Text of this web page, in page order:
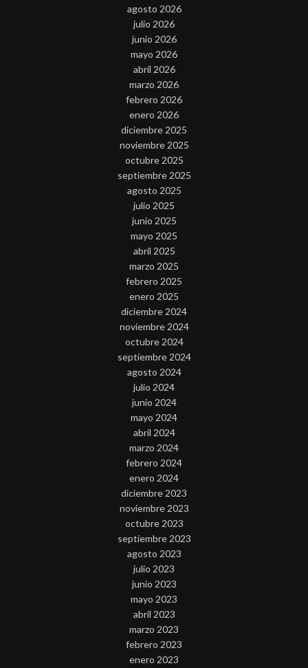
agosto 2026
julio 2026
junio 2026
mayo 2026
abril 2026
marzo 2026
febrero 2026
enero 2026
diciembre 2025
noviembre 2025
octubre 2025
septiembre 2025
agosto 2025
julio 2025
junio 2025
mayo 2025
abril 2025
marzo 2025
febrero 2025
enero 2025
diciembre 2024
noviembre 2024
octubre 2024
septiembre 2024
agosto 2024
julio 2024
junio 2024
mayo 2024
abril 2024
marzo 2024
febrero 2024
enero 2024
diciembre 2023
noviembre 2023
octubre 2023
septiembre 2023
agosto 2023
julio 2023
junio 2023
mayo 2023
abril 2023
marzo 2023
febrero 2023
enero 2023